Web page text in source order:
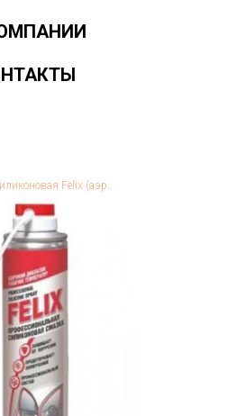
Смазка силиконовая Felix (аэрозоль) 400 мл, РФ